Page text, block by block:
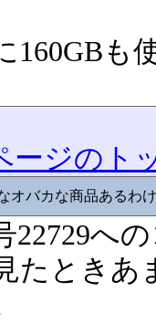
160GBも
ジのト
オバカな商品あるわ
22729へ
たときあ